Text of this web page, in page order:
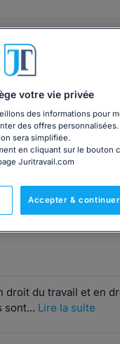
Cabinet
Lire la suite
Contacter cet
droit du travail et en
sont... Lire la suite
votre vie privée
des informations pour
des offres
sera simplifiée.
en cliquant sur le bouton
Juritravail.com
Accepter & continuer